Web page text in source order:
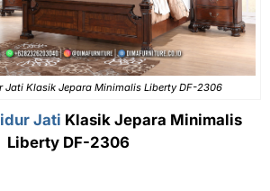
Jati Klasik Jepara Minimalis Liberty DF-2306
Jati Klasik Jepara Minimalis
Liberty DF-2306